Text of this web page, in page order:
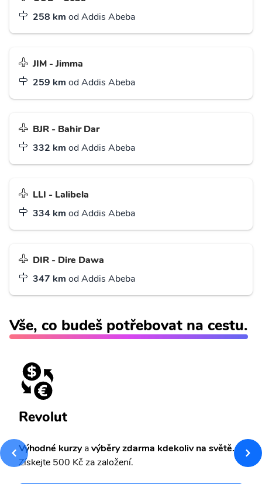
258 km od Addis Abeba
JIM - Jimma
259 km od Addis Abeba
BJR - Bahir Dar
332 km od Addis Abeba
LLI - Lalibela
334 km od Addis Abeba
DIR - Dire Dawa
347 km od Addis Abeba
Vše, co budeš potřebovat na cestu.
Revolut
Výhodné kurzyavýběry zdarma kdekoliv na světě.
Získejte 500 Kč za založení.